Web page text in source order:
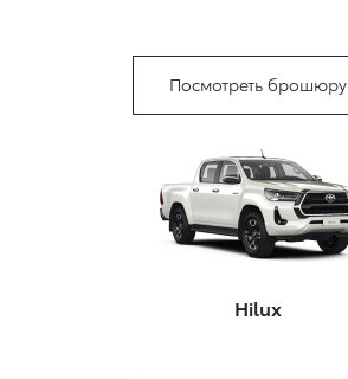
Посмотреть брошюру
Hilux